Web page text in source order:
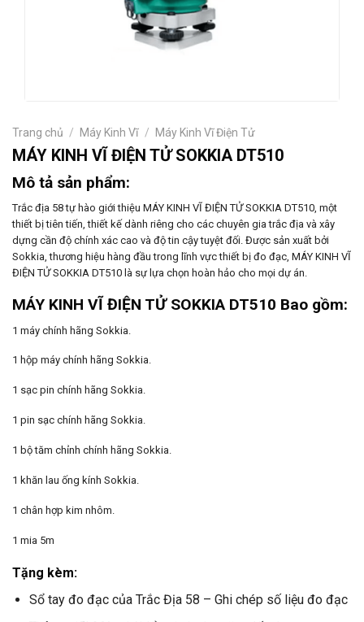
Trang chủ / Máy Kinh Vĩ / Máy Kinh Vĩ Điện Tử
MÁY KINH VĨ ĐIỆN TỬ SOKKIA DT510
Mô tả sản phẩm:
Trắc địa 58 tự hào giới thiệu MÁY KINH VĨ ĐIỆN TỬ SOKKIA DT510, một
thiết bị tiên tiến, thiết kế dành riêng cho các chuyên gia trắc địa và xây
dựng cần độ chính xác cao và độ tin cậy tuyệt đối. Được sản xuất bởi
Sokkia, thương hiệu hàng đầu trong lĩnh vực thiết bị đo đạc, MÁY KINH VĨ
ĐIỆN TỬ SOKKIA DT510 là sự lựa chọn hoàn hảo cho mọi dự án.
MÁY KINH VĨ ĐIỆN TỬ SOKKIA DT510 Bao gồm:
1 máy chính hãng Sokkia.
1 hộp máy chính hãng Sokkia.
1 sạc pin chính hãng Sokkia.
1 pin sạc chính hãng Sokkia.
1 bộ tăm chỉnh chính hãng Sokkia.
1 khăn lau ống kính Sokkia.
1 chân hợp kim nhôm.
1 mia 5m
Tặng kèm:
Sổ tay đo đạc của Trắc Địa 58 – Ghi chép số liệu đo đạc